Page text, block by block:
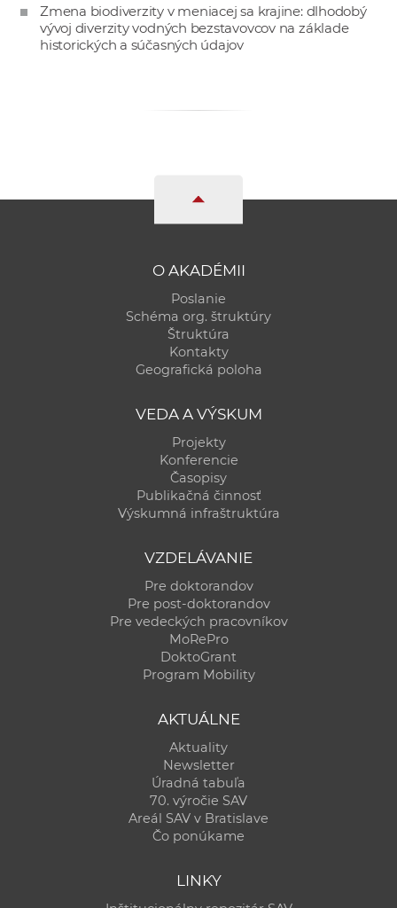
Zmena biodiverzity v meniacej sa krajine: dlhodobý
vývoj diverzity vodných bezstavovcov na základe
historických a súčasných údajov
O AKADÉMII
Poslanie
Schéma org. štruktúry
Štruktúra
Kontakty
Geografická poloha
VEDA A VÝSKUM
Projekty
Konferencie
Časopisy
Publikačná činnosť
Výskumná infraštruktúra
VZDELÁVANIE
Pre doktorandov
Pre post-doktorandov
Pre vedeckých pracovníkov
MoRePro
DoktoGrant
Program Mobility
AKTUÁLNE
Aktuality
Newsletter
Úradná tabuľa
70. výročie SAV
Areál SAV v Bratislave
Čo ponúkame
LINKY